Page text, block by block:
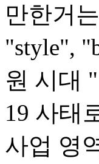
만한거
"style",
원 시대
19 사태
사업 영